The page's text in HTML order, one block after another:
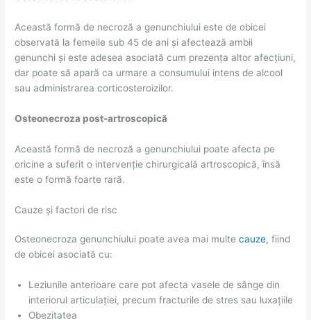
Această formă de necroză a genunchiului este de obicei
observată la femeile sub 45 de ani și afectează ambii
genunchi și este adesea asociată cum prezența altor afecțiuni,
dar poate să apară ca urmare a consumului intens de alcool
sau administrarea corticosteroizilor.
Osteonecroza post-artroscopică
Această formă de necroză a genunchiului poate afecta pe
oricine a suferit o intervenție chirurgicală artroscopică, însă
este o formă foarte rară.
Cauze și factori de risc
Osteonecroza genunchiului poate avea mai multecauze, fiind
de obicei asociată cu:
Leziunile anterioare care pot afecta vasele de sânge din
interiorul articulației, precum fracturile de stres sau luxațiile
Obezitatea